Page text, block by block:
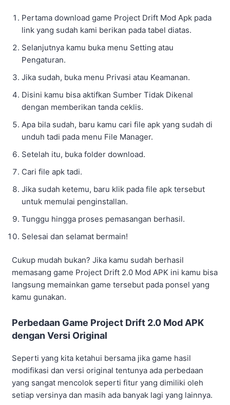
langsung memainkan game tersebut pada ponsel yang
kamu gunakan.
Perbedaan Game Project Drift 2.0 Mod APK
Seperti yang kita ketahui bersama jika game hasil
modifikasi dan versi original tentunya ada perbedaan
setiap versinya dan masih ada banyak lagi yang lainnya.
Untuk itu, bagi kamu yang ingin melihat semua
lihat pada ulasan di bawah ini.
Versi Mod APK
Uang tak terbatas (Unlimited Money)
Gold tak terbatas (Unlimited Gold)
Gratis semua fitur.
Update secara manual.
Versi Original
Uang terbatas
Gold terbatas.
Fitur terbatas.
Aman.
Update otomatis